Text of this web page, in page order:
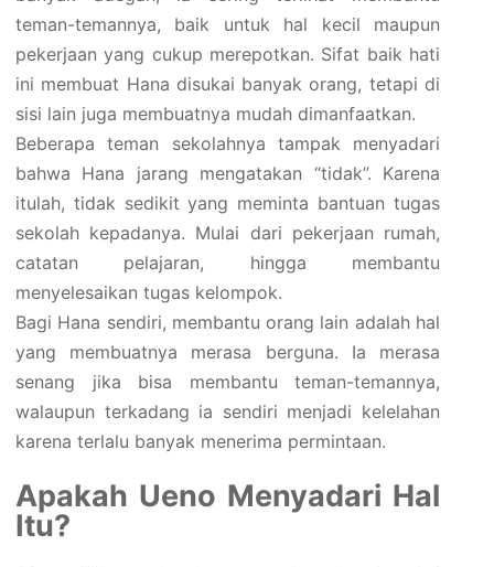
teman-temannya, baik untuk hal kecil maupun
pekerjaan yang cukup merepotkan. Sifat baik hati
ini membuat Hana disukai banyak orang, tetapi di
sisi lain juga membuatnya mudah dimanfaatkan.
Beberapa teman sekolahnya tampak menyadari
bahwa Hana jarang mengatakan “tidak”. Karena
itulah, tidak sedikit yang meminta bantuan tugas
sekolah kepadanya. Mulai dari pekerjaan rumah,
catatan pelajaran, hingga membantu
menyelesaikan tugas kelompok.
Bagi Hana sendiri, membantu orang lain adalah hal
yang membuatnya merasa berguna. Ia merasa
senang jika bisa membantu teman-temannya,
walaupun terkadang ia sendiri menjadi kelelahan
karena terlalu banyak menerima permintaan.
Apakah Ueno Menyadari Hal
Itu?